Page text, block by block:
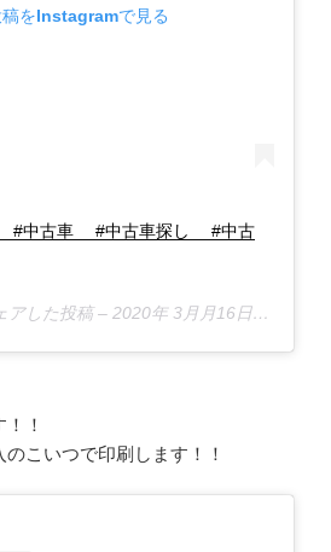
稿をInstagramで見る
#中古車 #中古車探し #中古
アした投稿 – 2020年 3月月16日午前1時27分PDT
！
こいつで印刷します！！